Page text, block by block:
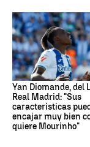
Yan Diomande, del
Real Madrid: "Sus
características
encajar muy bien
quiere Mourinho"